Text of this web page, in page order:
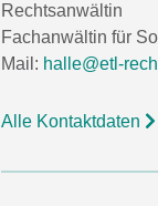
Rechtsanwältin
Fachanwältin für
Mail: halle@etl-
Alle Kontaktdaten